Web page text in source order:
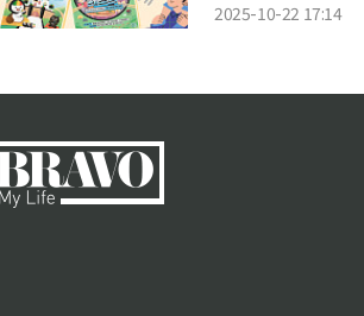
2025-10-22 17:14